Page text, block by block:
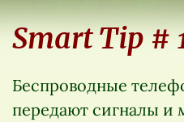
Smart Tip #
Беспроводные
передают сигналы и